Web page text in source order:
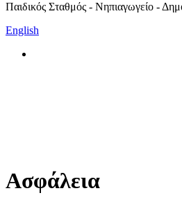
Παιδικός Σταθμός - Νηπιαγωγείο -
English
Ασφάλεια